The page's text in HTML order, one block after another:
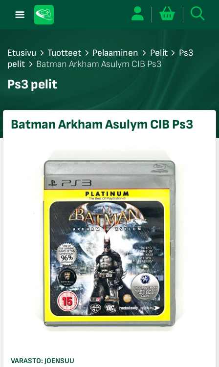
Etusivu Tuotteet Pelaaminen Pelit
Ps3
pelit
Batman Arkham Asulym CIB Ps3
Ps3 pelit
Batman Arkham Asulym CIB Ps3
VARASTO: JOENSUU
sulje
sulje